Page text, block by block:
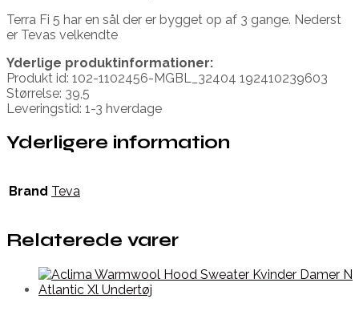
Terra Fi 5 har en sål der er bygget op af 3 gange. Nederst
er Tevas velkendte
Yderlige produktinformationer:
Produkt id: 102-1102456-MGBL_32404 192410239603
Størrelse: 39,5
Leveringstid: 1-3 hverdage
Yderligere information
Brand Teva
Relaterede varer